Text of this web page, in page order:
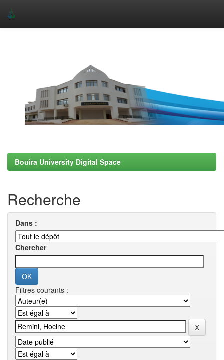
Bouira University Digital Space
Recherche
Dans :
Chercher
Filtres courants :